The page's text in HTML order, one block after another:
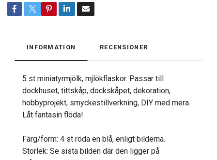
INFORMATION RECENSIONER
5 st miniatyrmjölk, mjlökflaskor. Passar till
dockhuset, tittskåp, dockskåpet, dekoration,
hobbyprojekt, smyckestillverkning, DIY med mera.
Låt fantasin flöda!
Färg/form: 4 st röda en blå, enligt bilderna.
Storlek: Se sista bilden där den ligger på